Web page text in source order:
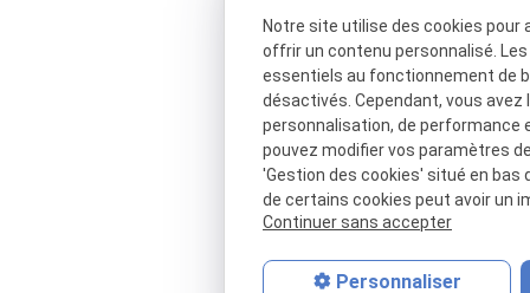
Notre site utilise des cookies pour
offrir un contenu personnalisé.
essentiels au fonctionnement de
désactivés. Cependant, vous
personnalisation, de performance
pouvez modifier vos paramètres
'Gestion des cookies' situé en bas
de certains cookies peut avoir un
Continuer sans accepter
Personnaliser